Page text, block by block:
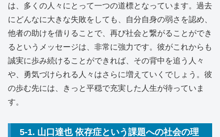
は、多くの人々にとって一つの道標となっています。過去
にどんなに大きな失敗をしても、自分自身の弱さを認め、
他者の助けを借りることで、再び社会と繋がることができ
るというメッセージは、非常に強力です。彼がこれからも
誠実に歩み続けることができれば、その背中を追う人々
や、勇気づけられる人々はさらに増えていくでしょう。彼
の歩む先には、きっと平穏で充実した人生が待っていま
す。
5-1. 山口達也 依存症という課題への社会の理